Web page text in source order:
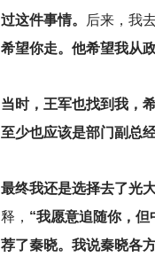
过这件事情。
后来，我
希望你走。他希望我从
当时，王军也找到我，
至少也应该是部门副总
最终我还是选择去了光
释， “我愿意追随你，
荐了秦晓。我说秦晓各